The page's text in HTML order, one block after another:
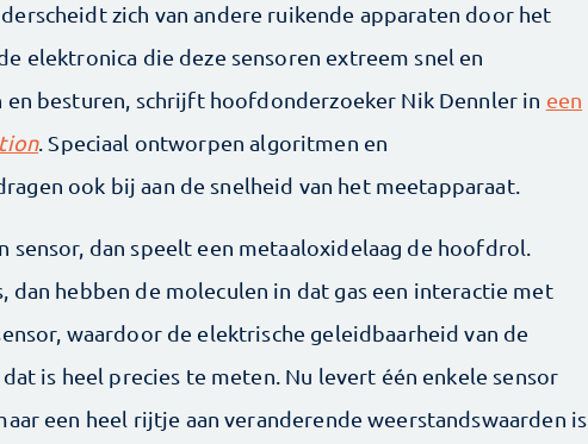
zich van andere ruikende apparaten door het
elektronica die deze sensoren extreem snel en
en besturen, schrijft hoofdonderzoeker Nik Dennler in een
. Speciaal ontworpen algoritmen en
ook bij aan de snelheid van het meetapparaat.
sensor, dan speelt een metaaloxidelaag de hoofdrol.
dan hebben de moleculen in dat gas een interactie met
waardoor de elektrische geleidbaarheid van de
is heel precies te meten. Nu levert één enkele sensor
een heel rijtje aan veranderende weerstandswaarden is